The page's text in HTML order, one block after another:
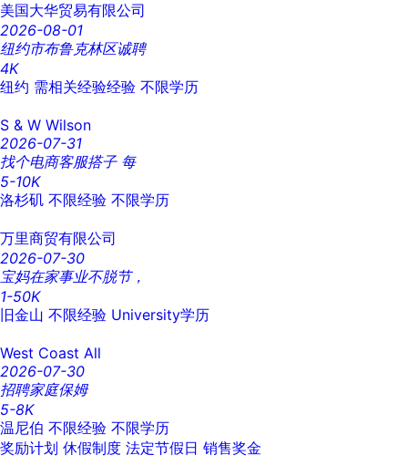
美国大华贸易有限公司
2026-08-01
纽约市布鲁克林区诚聘
4K
纽约 需相关经验经验 不限学历
S & W Wilson
2026-07-31
找个电商客服搭子 每
5-10K
洛杉矶 不限经验 不限学历
万里商贸有限公司
2026-07-30
宝妈在家事业不脱节，
1-50K
旧金山 不限经验 University学历
West Coast All
2026-07-30
招聘家庭保姆
5-8K
温尼伯 不限经验 不限学历
奖励计划 休假制度 法定节假日 销售奖金